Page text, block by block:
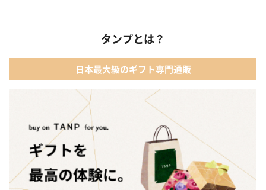
タンプとは？
日本最大級のギフト専門通販